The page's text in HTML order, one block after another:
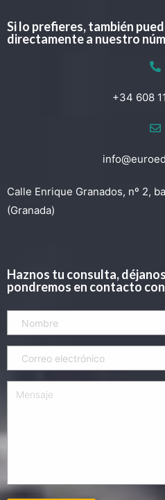
Si lo prefieres, también
directamente a nuestro
+34 608
Calle Enrique Granados, nº 2,
(Granada)
Haznos tu consulta,
pondremos en contacto